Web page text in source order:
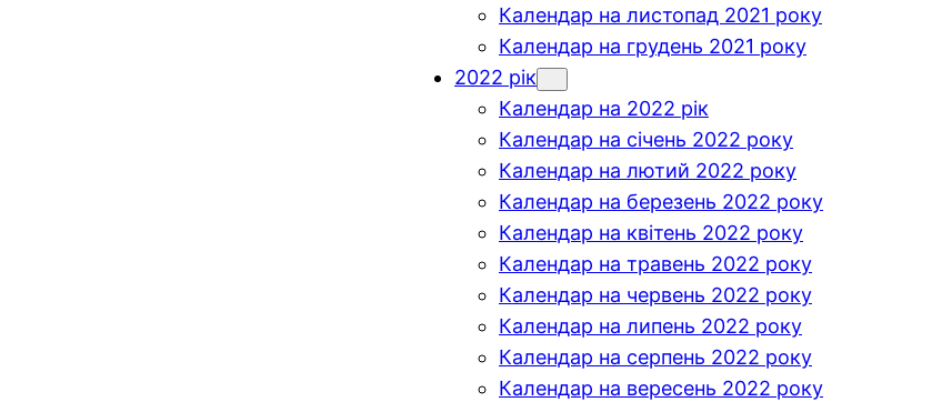
Календар на листопад 2021 року
Календар на грудень 2021 року
2022 рік
Календар на 2022 рік
Календар на січень 2022 року
Календар на лютий 2022 року
Календар на березень 2022 року
Календар на квітень 2022 року
Календар на травень 2022 року
Календар на червень 2022 року
Календар на липень 2022 року
Календар на серпень 2022 року
Календар на вересень 2022 року